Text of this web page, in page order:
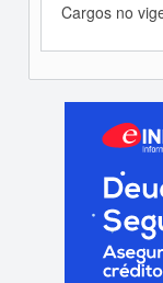
Cargos no